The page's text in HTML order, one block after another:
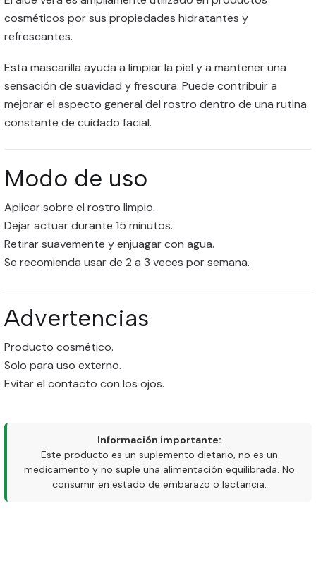
cosméticos por sus propiedades hidratantes y
refrescantes.
Esta mascarilla ayuda a limpiar la piel y a mantener una
sensación de suavidad y frescura. Puede contribuir a
mejorar el aspecto general del rostro dentro de una rutina
constante de cuidado facial.
Modo de uso
Aplicar sobre el rostro limpio.
Dejar actuar durante 15 minutos.
Retirar suavemente y enjuagar con agua.
Se recomienda usar de 2 a 3 veces por semana.
Advertencias
Producto cosmético.
Solo para uso externo.
Evitar el contacto con los ojos.
Información importante:
Este producto es un suplemento dietario, no es un
medicamento y no suple una alimentación equilibrada. No
consumir en estado de embarazo o lactancia.